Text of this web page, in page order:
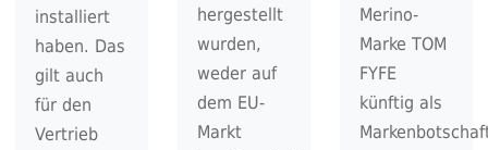
installiert
haben. Das
gilt auch
für den
Vertrieb
hergestellt
wurden,
weder auf
dem EU-
Markt
Merino-
Marke TOM
FYFE
künftig als